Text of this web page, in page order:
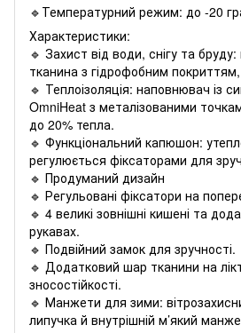
🔹Температурний режим: до -20
Характеристики:
🔹 Захист від води, снігу та бруду:
тканина з гідрофобним
🔹 Теплоізоляція: наповнювач із
OmniHeat з металізованими
до 20% тепла.
🔹 Функціональний капюшон:
регулюється фіксаторами для
🔹 Продуманий дизайн
🔹 Регульовані фіксатори на
🔹 4 великі зовнішні кишені та
рукавах.
🔹 Подвійний замок для зручності.
🔹 Додатковий шар тканини на
зносостійкості.
🔹 Манжети для зими:
липучка й внутрішній м’який